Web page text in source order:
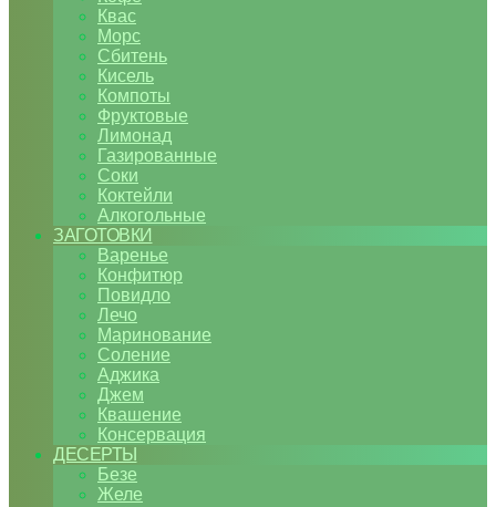
Квас
Морс
Сбитень
Кисель
Компоты
Фруктовые
Лимонад
Газированные
Соки
Коктейли
Алкогольные
ЗАГОТОВКИ
Варенье
Конфитюр
Повидло
Лечо
Маринование
Соление
Аджика
Джем
Квашение
Консервация
ДЕСЕРТЫ
Безе
Желе